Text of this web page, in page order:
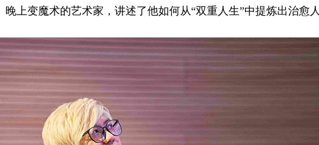
上变魔术的艺术家，讲述了他如何从“双重人生”中提炼出治愈人